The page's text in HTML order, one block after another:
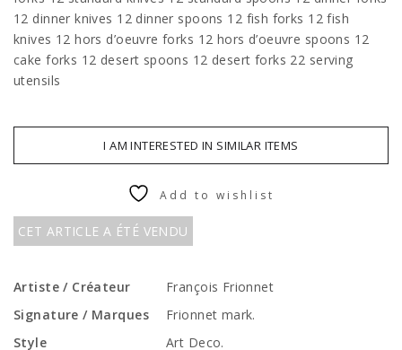
12 dinner knives 12 dinner spoons 12 fish forks 12 fish
knives 12 hors d’oeuvre forks 12 hors d’oeuvre spoons 12
cake forks 12 desert spoons 12 desert forks 22 serving
utensils
I AM INTERESTED IN SIMILAR ITEMS
CET ARTICLE A ÉTÉ VENDU
Add to wishlist
Artiste / Créateur
François Frionnet
Signature / Marques
Frionnet mark.
Style
Art Deco.